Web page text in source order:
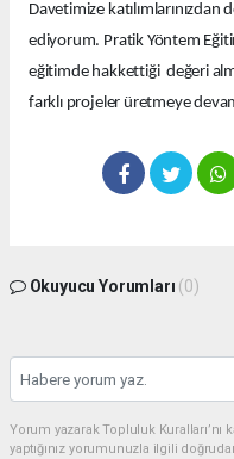
Davetimize katılımlarınızdan
ediyorum. Pratik Yöntem
eğitimde hakkettiği değeri
farklı projeler üretmeye
Okuyucu Yorumları (0)
Yorum yazarak Topluluk
yaptığınız yorumunuzla ilgili